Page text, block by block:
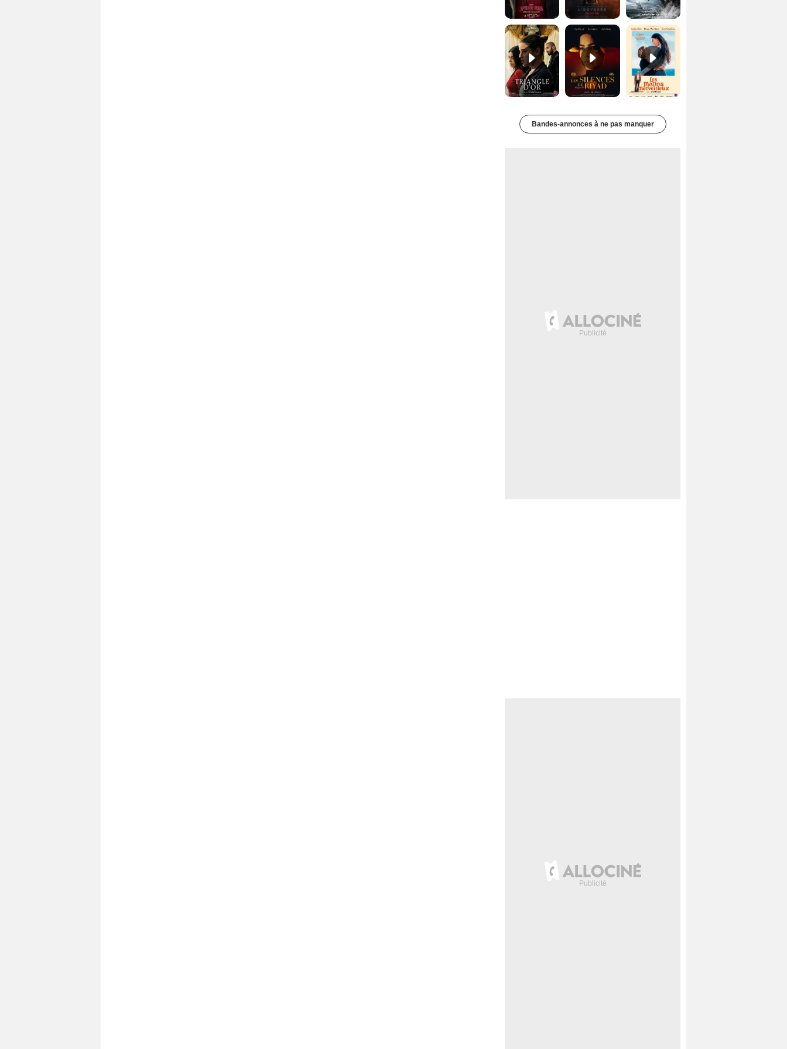
Les Silences de Riyad Bande-annonce VO STFR Les Matins merveilleux Bande-annonce VF
Bandes-annonces à ne pas manquer